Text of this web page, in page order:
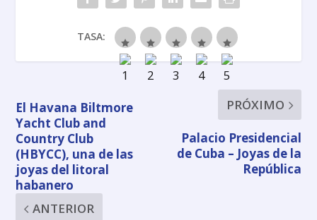
TASA:
El Havana Biltmore
Yacht Club and
Country Club
(HBYCC), una de las
joyas del litoral
habanero
ANTERIOR
PRÓXIMO
Palacio Presidencial
de Cuba – Joyas de la
República